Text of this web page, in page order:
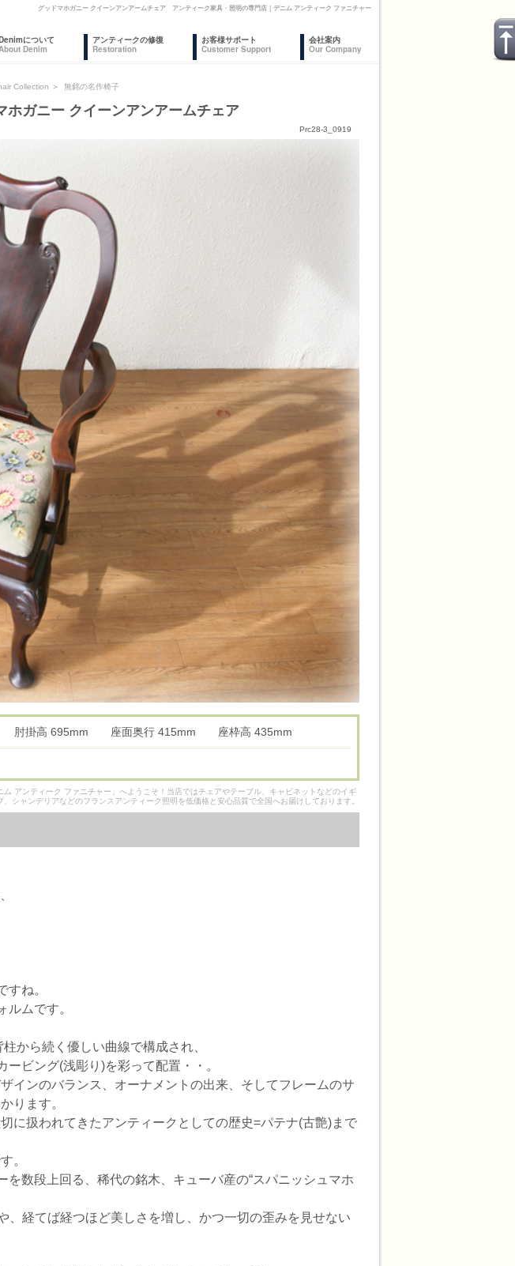
グッドマホガニー クイーンアンアームチェア アンティーク家具・照明の専門店｜デニム アンティーク ファニチャー
について
Denim
アンティークの修復
Restoration
お客様サポート
Customer Support
会社案内
Our Company
Collection ＞ 無銘の名作椅子
ガニー クイーンアンアームチェア
Prc28-3_0919
掛高 695mm 座面奥行 415mm 座枠高 435mm
ム アンティーク ファニチャー」へようこそ！当店ではチェアやテーブル、キャビネットなどのイギ
シャンデリアなどのフランスアンティーク照明を低価格と安心品質で全国へお届けしております。
すね。
ルムです。
から続く優しい曲線で構成され、
ビング(浅彫り)を彩って配置・・。
インのバランス、オーナメントの出来、そしてフレームのサ
ります。
に扱われてきたアンティークとしての歴史=パテナ(古艶)まで
。
を数段上回る、稀代の銘木、キューバ産の“スパニッシュマホ
経てば経つほど美しさを増し、かつ一切の歪みを見せない